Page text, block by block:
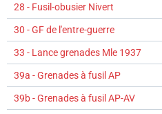
28 - Fusil-obusier Nivert
30 - GF de l'entre-guerre
33 - Lance grenades Mle 1937
39a - Grenades à fusil AP
39b - Grenades à fusil AP-AV